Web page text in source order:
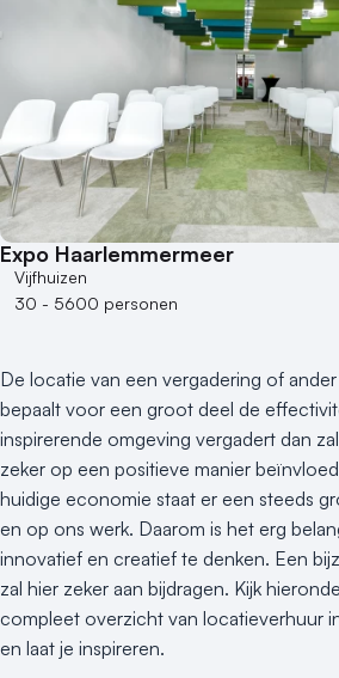
Expo Haarlemmermeer
Vijfhuizen
30 - 5600 personen
De locatie van een vergadering of
bepaalt voor een groot deel de
inspirerende omgeving vergadert dan
zeker op een positieve manier
huidige economie staat er een steeds
en op ons werk. Daarom is het erg
innovatief en creatief te denken. Een
zal hier zeker aan bijdragen. Kijk
compleet overzicht van locatieverhuur
en laat je inspireren.